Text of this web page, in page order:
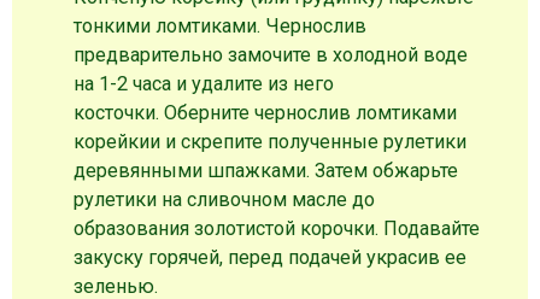
тонкими ломтиками. Чернослив
предварительно замочите в холодной воде
на 1-2 часа и удалите из него
косточки. Оберните чернослив ломтиками
корейкии и скрепите полученные рулетики
деревянными шпажками. Затем обжарьте
рулетики на сливочном масле до
образования золотистой корочки. Подавайте
закуску горячей, перед подачей украсив ее
зеленью.